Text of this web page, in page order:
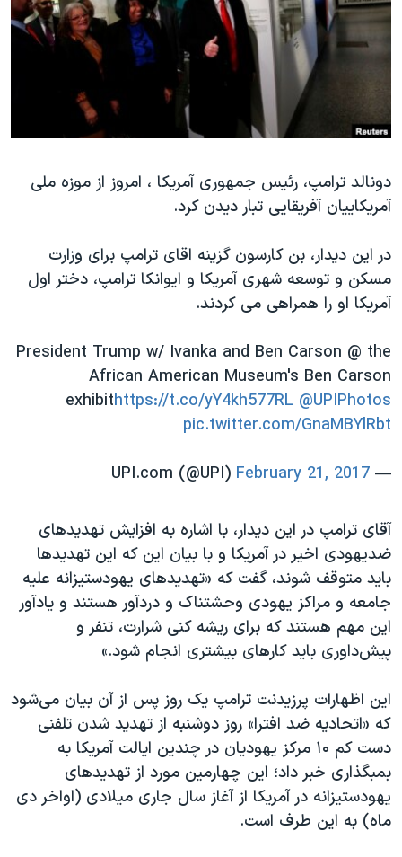
فرهنگ و زندگی
حقوق شهروندی
گالری عکس
آرشیو پخش زنده
مستندها
انتخابات ریاست جمهوری آمریکا ۲۰۲۴
حمله جمهوری اسلامی به اسرائیل
اعتراضات زن، زندگی، آزادی
مجموعه مستندهای دادخواهی
دادگاه حمید نوری
چهل سال گروگان‌گیری
اعتراضات مردمی آبان ۹۸
اسرائیل در جنگ
نرگس محمدی برنده جایزه نوبل صلح
همایش محافظه‌کاران آمریکا «سی‌پک»
سفر پرزیدنت ترامپ به چین
دنبال کنید
زبانهای مختلف
دونالد ترامپ، رئیس جمهوری آمریکا ، امروز از موزه ملی
آمریکاییان آفریقایی تبار دیدن کرد.
در این دیدار، بن کارسون گزینه اقای ترامپ برای وزارت
مسکن و توسعه شهری آمریکا و ایوانکا ترامپ، دختر اول
آمریکا او را همراهی می کردند.
President Trump w/ Ivanka and Ben Carson @ the
African American Museum's Ben Carson
exhibithttps://t.co/yY4kh577RL @UPIPhotos
pic.twitter.com/GnaMBYlRbt
— UPI.com (@UPI)
February 21, 2017
آقای ترامپ در این دیدار، با اشاره به افزایش تهدیدهای
ضدیهودی اخیر در آمریکا و با بیان این که این تهدیدها
باید متوقف شوند، گفت که «تهدیدهای یهودستیزانه علیه
جامعه و مراکز یهودی وحشتناک و دردآور هستند و یادآور
این مهم هستند که برای ریشه کنی شرارت، تنفر و
پیش‌داوری باید کارهای بیشتری انجام شود.»
این اظهارات پرزیدنت ترامپ یک روز پس از آن بیان می‌شود
که «اتحادیه ضد افترا» روز دوشنبه از تهدید شدن تلفنی
دست کم ۱۰ مرکز یهودیان در چندین ایالت آمریکا به
بمبگذاری خبر داد؛ این چهارمین مورد از تهدید‌های
یهودستیزانه در آمریکا از آغاز سال جاری میلادی (اواخر دی
ماه) به این طرف است.